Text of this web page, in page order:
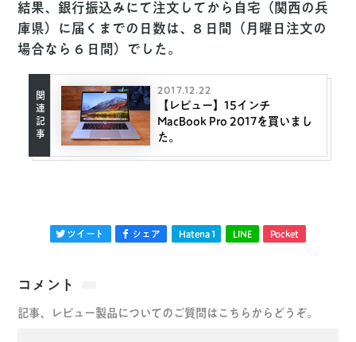
結果、銀行振込みにて注文してから自宅（関西の兵
庫県）に届くまでの日数は、8 日間
（月曜日注文の
場合なら 6 日間）でした。
2017.12.22
【レビュー】15インチ
MacBook Pro 2017を買いまし
た。
ツイート シェア Hatena1 LINE Pocket
コメント
記事、レビュー製品についてのご質問はこちらからどうぞ。